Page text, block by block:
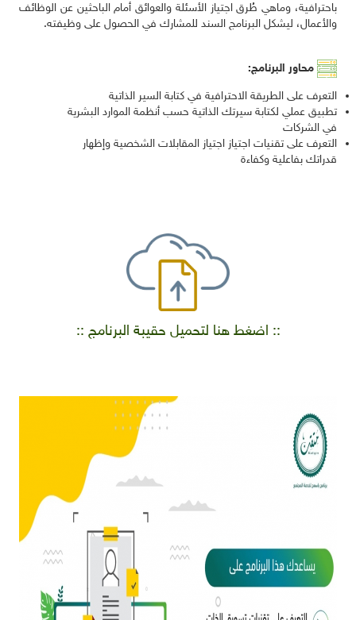
باحترافية، وماهي طُرق اجتياز الأسئلة والعوائق أمام الباحثين عن الوظائف
والأعمال، ليشكل البرنامج السند للمشارك في الحصول على وظيفته.
محاور البرنامج:
التعرف على الطريقة الاحترافية في كتابة السير الذاتية
تطبيق عملي لكتابة سيرتك الذاتية حسب أنظمة الموارد البشرية
في الشركات
التعرف على تقنيات اجتياز اجتياز المقابلات الشخصية وإظهار
قدراتك بفاعلية وكفاءة
:: اضغط هنا لتحميل حقيبة البرنامج ::